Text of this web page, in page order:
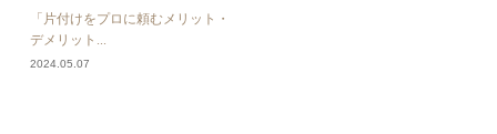
「片付けをプロに頼むメリット・
デメリット...
2024.05.07